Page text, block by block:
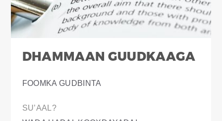
DHAMMAAN GUUDKAAGA
FOOMKA GUDBINTA
SU’AAL?